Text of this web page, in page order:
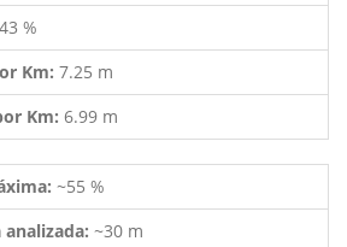
%
Km: 7.25 m
Km: 6.99 m
~55 %
~30 m